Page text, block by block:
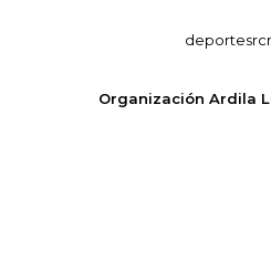
Organización Ardila